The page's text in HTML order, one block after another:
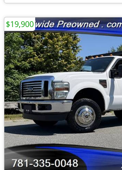
$19,900